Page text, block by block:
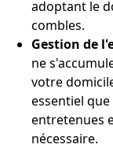
adoptant le
combles.
Gestion de
ne
votre
essentiel
entretenues
nécessaire.